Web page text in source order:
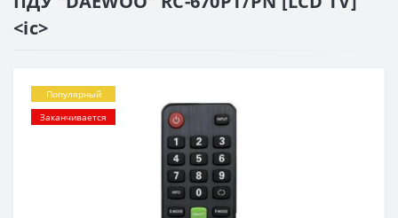
<ic>
Популярный
Заканчивается